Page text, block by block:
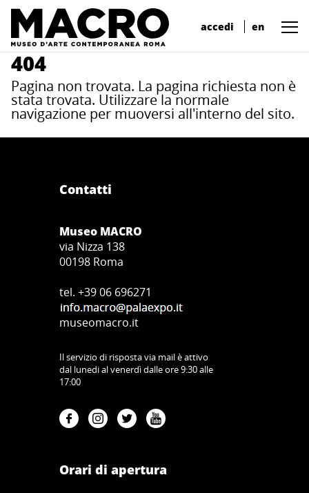
accedi en
404
Pagina non trovata. La pagina richiesta non è
stata trovata. Utilizzare la normale
navigazione per muoversi all'interno del sito.
Contatti
Museo MACRO
via Nizza 138
00198 Roma
tel. +39 06 696271
museomacro.it
Il servizio di risposta via mail è attivo
dal lunedi al venerdì dalle ore 9:30 alle
17:00
Orari di apertura